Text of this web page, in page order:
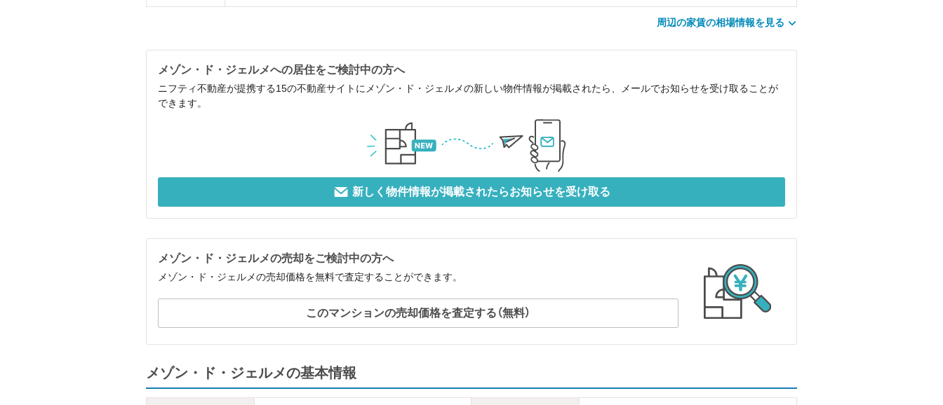
周辺の家賃の相場情報を見る
メゾン・ド・ジェルメへの居住をご検討中の方へ
ニフティ不動産が提携する15の不動産サイトにメゾン・ド・ジェルメの新しい物件情報が掲載されたら、メールでお知らせを受け取ることが
できます。
新しく物件情報が掲載されたらお知らせを受け取る
メゾン・ド・ジェルメの売却をご検討中の方へ
メゾン・ド・ジェルメの売却価格を無料で査定することができます。
このマンションの売却価格を査定する（無料）
メゾン・ド・ジェルメの基本情報